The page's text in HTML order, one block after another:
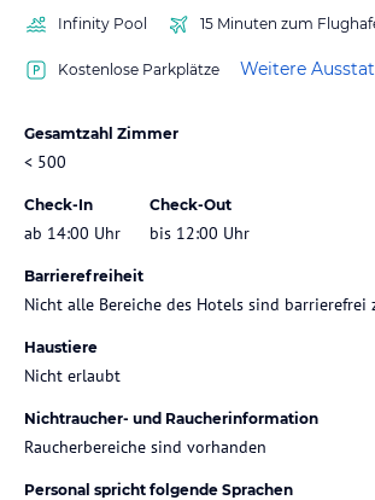
Infinity Pool
15 Minuten zum
Kostenlose Parkplätze Weitere
Gesamtzahl Zimmer
< 500
Check-In
ab 14:00 Uhr
Check-Out
bis 12:00 Uhr
Barrierefreiheit
Nicht alle Bereiche des Hotels sind barrierefrei
Haustiere
Nicht erlaubt
Nichtraucher- und Raucherinformation
Raucherbereiche sind vorhanden
Personal spricht folgende Sprachen